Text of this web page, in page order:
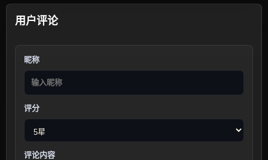
用户评论
昵称
评分
评论内容